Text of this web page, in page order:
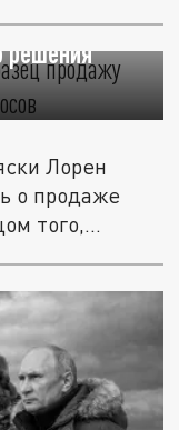
решения
Лорен
о продаже
того,...